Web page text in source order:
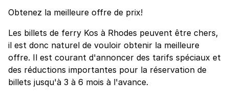
Obtenez la meilleure offre de prix!
Les billets de ferry Kos à Rhodes peuvent être chers,
il est donc naturel de vouloir obtenir la meilleure
offre. Il est courant d'annoncer des tarifs spéciaux et
des réductions importantes pour la réservation de
billets jusqu'à 3 à 6 mois à l'avance.